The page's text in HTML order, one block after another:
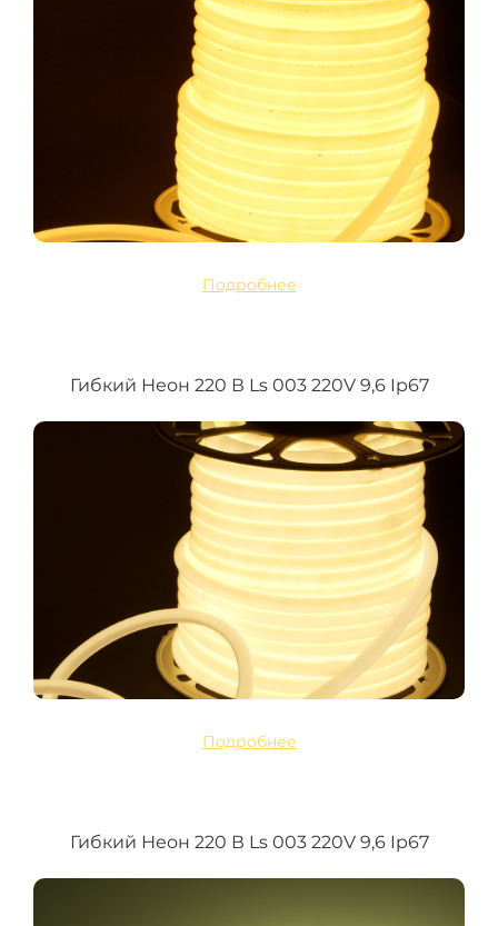
Подробнее
Гибкий Неон 220 В Ls 003 220V 9,6 Ip67
Подробнее
Гибкий Неон 220 В Ls 003 220V 9,6 Ip67